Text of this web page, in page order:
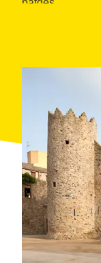
Quan: Del 4 al
Organitza: